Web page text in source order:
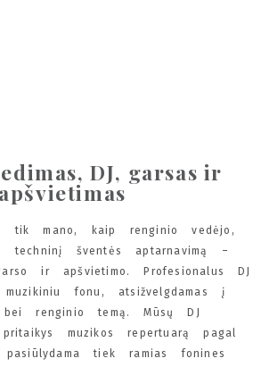
DJ, garsas ir
apšvietimas
tik mano, kaip renginio vedėjo,
šventės aptarnavimą –
ir apšvietimo. Profesionalus DJ
fonu, atsižvelgdamas į
renginio temą. Mūsų DJ
muzikos repertuarą pagal
pasiūlydama tiek ramias fonines